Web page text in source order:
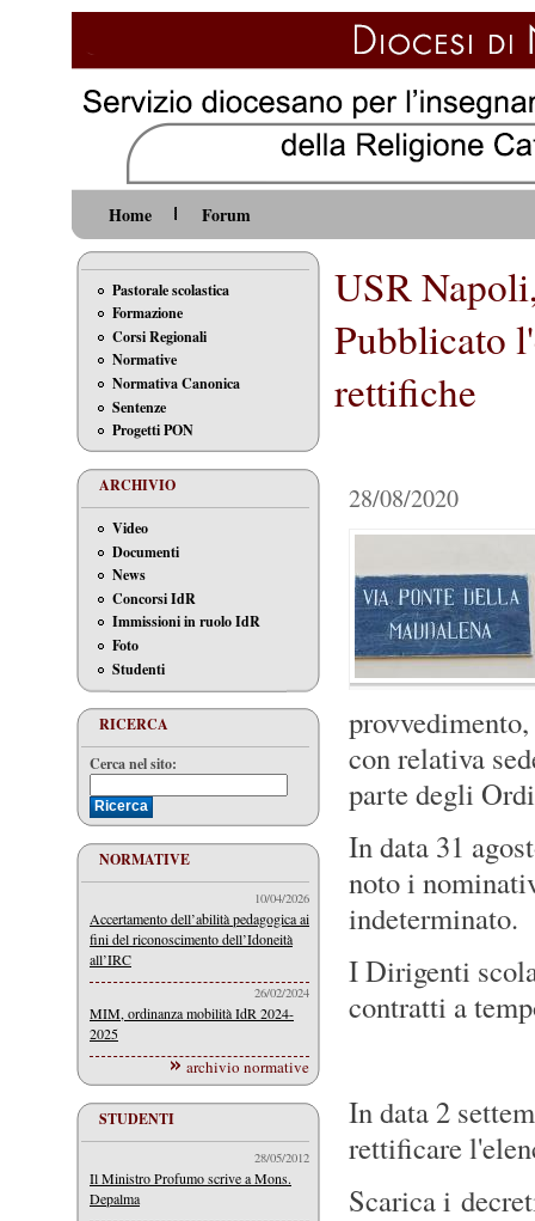
Home Forum
Pastorale scolastica
Formazione
Corsi Regionali
Normative
Normativa Canonica
Sentenze
Progetti PON
ARCHIVIO
Video
Documenti
News
Concorsi IdR
Immissioni in ruolo IdR
Foto
Studenti
RICERCA
Cerca nel sito:
NORMATIVE
10/04/2026
Accertamento dell’abilità pedagogica ai
fini del riconoscimento dell’Idoneità
all’IRC
26/02/2024
MIM, ordinanza mobilità IdR 2024-
2025
archivio normative
STUDENTI
28/05/2012
Il Ministro Profumo scrive a Mons.
Depalma
USR
Pubblicato
rettifiche
28/08/2020
con relativa
parte degli
In data 31
noto i
indeterminato.
I Dirigenti
contratti a
In data 2
rettificare
Scarica i